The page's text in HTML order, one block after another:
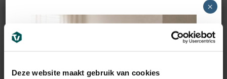
Deze website maakt gebruik van cookies
Minder “drukte” dan standaard visgraat
Groter en rustiger vloerbeeld
×